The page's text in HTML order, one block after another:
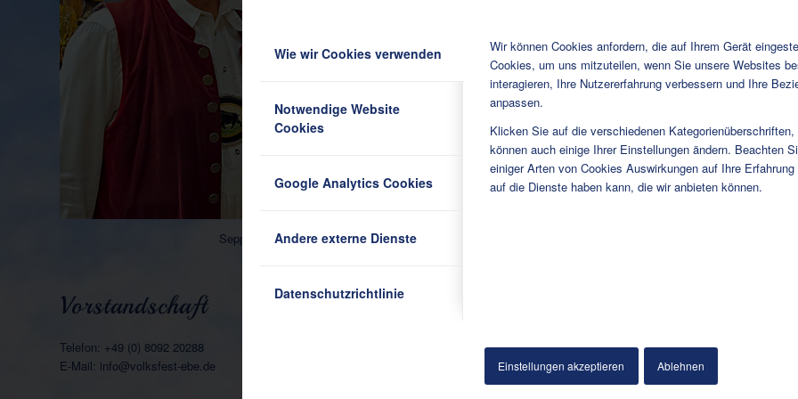
Wie wir Cookies verwenden
Notwendige Website
Cookies
Google Analytics Cookies
Andere externe Dienste
Datenschutzrichtlinie
Wir können Cookies anfordern, die auf Ihrem Gerät
Cookies, um uns mitzuteilen, wenn Sie unsere Websites
interagieren, Ihre Nutzererfahrung verbessern und Ihre
anpassen.
Klicken Sie auf die verschiedenen
können auch einige Ihrer Einstellungen ändern. Beachten
einiger Arten von Cookies Auswirkungen auf Ihre
auf die Dienste haben kann, die wir anbieten können.
Einstellungen akzeptieren Ablehnen
Sepp Riedl und Tobias Zimmermann
Vorstandschaft
Telefon: +49 (0) 8092 20288
E-Mail: info@volksfest-ebe.de
Nachricht*